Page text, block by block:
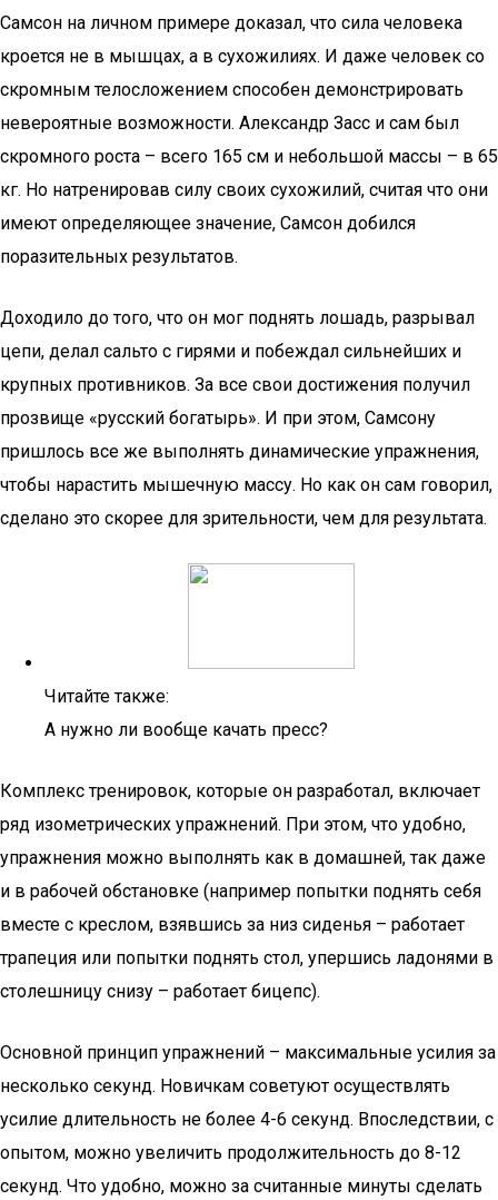
Самсон на личном примере доказал, что сила человека
кроется не в мышцах, а в сухожилиях. И даже человек со
скромным телосложением способен демонстрировать
невероятные возможности. Александр Засс и сам был
скромного роста – всего 165 см и небольшой массы – в 65
кг. Но натренировав силу своих сухожилий, считая что они
имеют определяющее значение, Самсон добился
поразительных результатов.
Доходило до того, что он мог поднять лошадь, разрывал
цепи, делал сальто с гирями и побеждал сильнейших и
крупных противников. За все свои достижения получил
прозвище «русский богатырь». И при этом, Самсону
пришлось все же выполнять динамические упражнения,
чтобы нарастить мышечную массу. Но как он сам говорил,
сделано это скорее для зрительности, чем для результата.
Читайте также:
А нужно ли вообще качать пресс?
Комплекс тренировок, которые он разработал, включает
ряд изометрических упражнений. При этом, что удобно,
упражнения можно выполнять как в домашней, так даже
и в рабочей обстановке (например попытки поднять себя
вместе с креслом, взявшись за низ сиденья – работает
трапеция или попытки поднять стол, упершись ладонями в
столешницу снизу – работает бицепс).
Основной принцип упражнений – максимальные усилия за
несколько секунд. Новичкам советуют осуществлять
усилие длительность не более 4-6 секунд. Впоследствии, с
опытом, можно увеличить продолжительность до 8-12
секунд. Что удобно, можно за считанные минуты сделать